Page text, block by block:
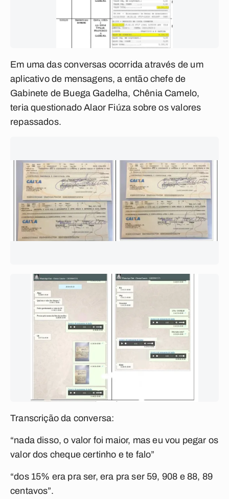
Em uma das conversas ocorrida através de um
aplicativo de mensagens, a então chefe de
Gabinete de Buega Gadelha, Chênia Camelo,
teria questionado Alaor Fiúza sobre os valores
repassados.
Transcrição da conversa:
“nada disso, o valor foi maior, mas eu vou pegar os
valor dos cheque certinho e te falo”
“dos 15% era pra ser, era pra ser 59, 908 e 88, 89
centavos”.